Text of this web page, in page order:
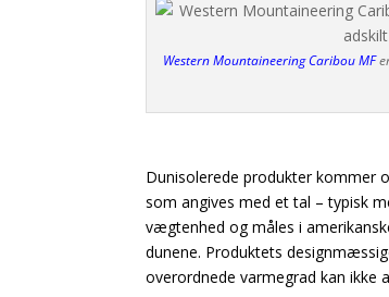
Western Mountaineering Caribou MF
Dunisolerede produkter kommer
som angives med et tal – typisk
vægtenhed og måles i
dunene. Produktets
overordnede varmegrad kan ikke